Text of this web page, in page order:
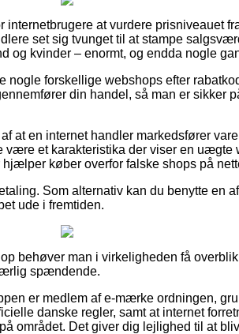
at vurdere prisniveauet
set sig tvunget til at stampe
og kvinder – enormt, og endda nogle
nogle forskellige webshops efter
din handel, så man er sikker
at en internet handler markedsfører
et karakteristika der viser en uægte
køber overfor falske shops på
Som alternativ kan du benytte en
ude i fremtiden.
behøver man i virkeligheden få
spændende.
er medlem af e-mærke ordningen,
danske regler, samt at internet
området. Det giver dig lejlighed til at